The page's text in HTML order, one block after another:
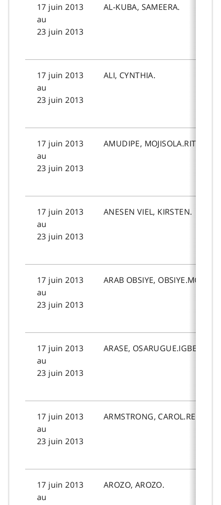
17 juin 2013
au
23 juin 2013
AL-KUBA, SAMEERA.
17 juin 2013
au
23 juin 2013
ALI, CYNTHIA.
17 juin 2013
au
23 juin 2013
AMUDIPE, MOJISOLA.RITA.
17 juin 2013
au
23 juin 2013
ANESEN VIEL, KIRSTEN.
17 juin 2013
au
23 juin 2013
ARAB OBSIYE,
17 juin 2013
au
23 juin 2013
ARASE, OSARUGUE.IGBE.
17 juin 2013
au
23 juin 2013
ARMSTRONG, CAROL.RENEE.
17 juin 2013
au
AROZO, AROZO.